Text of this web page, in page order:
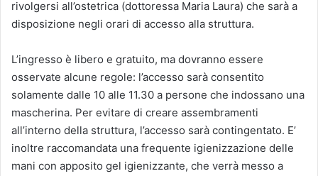
rivolgersi all’ostetrica (dottoressa Maria Laura) che sarà a
disposizione negli orari di accesso alla struttura.
L’ingresso è libero e gratuito, ma dovranno essere
osservate alcune regole: l’accesso sarà consentito
solamente dalle 10 alle 11.30 a persone che indossano una
mascherina. Per evitare di creare assembramenti
all’interno della struttura, l’accesso sarà contingentato. E’
inoltre raccomandata una frequente igienizzazione delle
mani con apposito gel igienizzante, che verrà messo a